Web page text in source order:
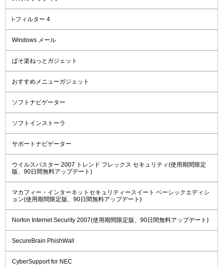
i-フィルター 4
Windows メール
ぱそ楽ねっとガジェット
おすすめメニューガジェット
ソフトナビゲーター
ソフトインストーラ
サポートナビゲーター
ウイルスバスター 2007 トレンド フレックス セキュリティ(使用期間限定
版、90日間無料アップデート)
マカフィー・インターネットセキュリティースイート ベーシックエディシ
ョン(使用期間限定版、90日間無料アップデート)
Norton Internet Security 2007(使用期間限定版、90日間無料アップデート)
SecureBrain PhishWall
CyberSupport for NEC